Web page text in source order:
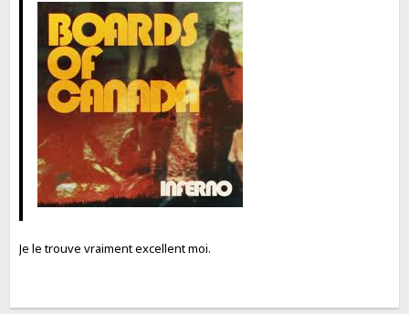
Je le trouve vraiment excellent moi.